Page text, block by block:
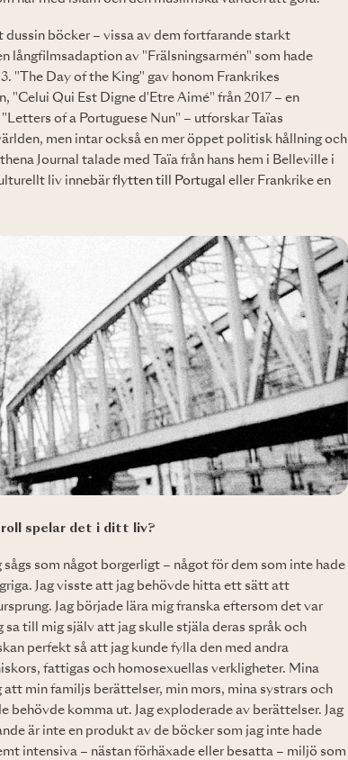
böcker – vissa av dem fortfarande starkt
långfilmsadaption av "Frälsningsarmén" som hade
"The Day of the King" gav honom Frankrikes
"Celui Qui Est Digne d'Etre Aimé" från 2017 – en
of a Portuguese Nun" – utforskar Taïas
men intar också en mer öppet politisk hållning och
Journal talade med Taïa från hans hem i Belleville i
liv innebärflytten till Portugal eller Frankrike en
roll spelar det i ditt liv?
som något borgerligt – något för dem som inte hade
Jag visste att jag behövde hitta ett sätt att
Jag började lära mig franska eftersom det var
till mig själv att jag skulle stjäla deras språk och
perfekt så att jag kunde fylla den med andra
fattigas och homosexuellas verkligheter. Mina
att min familjs berättelser, min mors, mina systrars och
komma ut. Jag exploderade av berättelser. Jag
är inte en produkt av de böcker som jag inte hade
intensiva – nästan förhäxade eller besatta – miljö som